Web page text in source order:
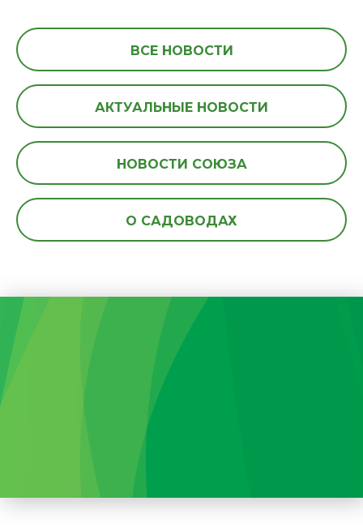
ВСЕ НОВОСТИ
АКТУАЛЬНЫЕ НОВОСТИ
НОВОСТИ СОЮЗА
О САДОВОДАХ